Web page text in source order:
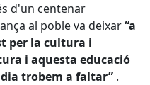
d'un centenar
al poble va deixar“a
per la cultura i
i aquesta educació
trobem a faltar” .